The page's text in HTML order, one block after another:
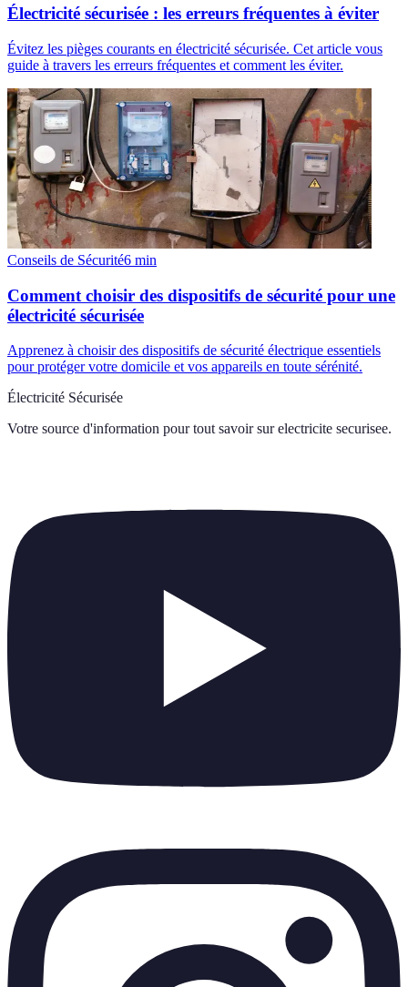
Électricité sécurisée : les erreurs fréquentes à éviter
Évitez les pièges courants en électricité sécurisée. Cet article vous
guide à travers les erreurs fréquentes et comment les éviter.
Conseils de Sécurité6 min
Comment choisir des dispositifs de sécurité pour une
électricité sécurisée
Apprenez à choisir des dispositifs de sécurité électrique essentiels
pour protéger votre domicile et vos appareils en toute sérénité.
Électricité Sécurisée
Votre source d'information pour tout savoir sur electricite securisee.